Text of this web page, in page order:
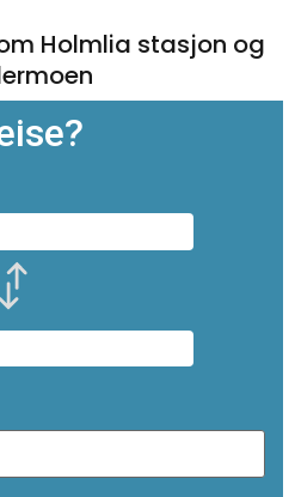
Holmlia stasjon og